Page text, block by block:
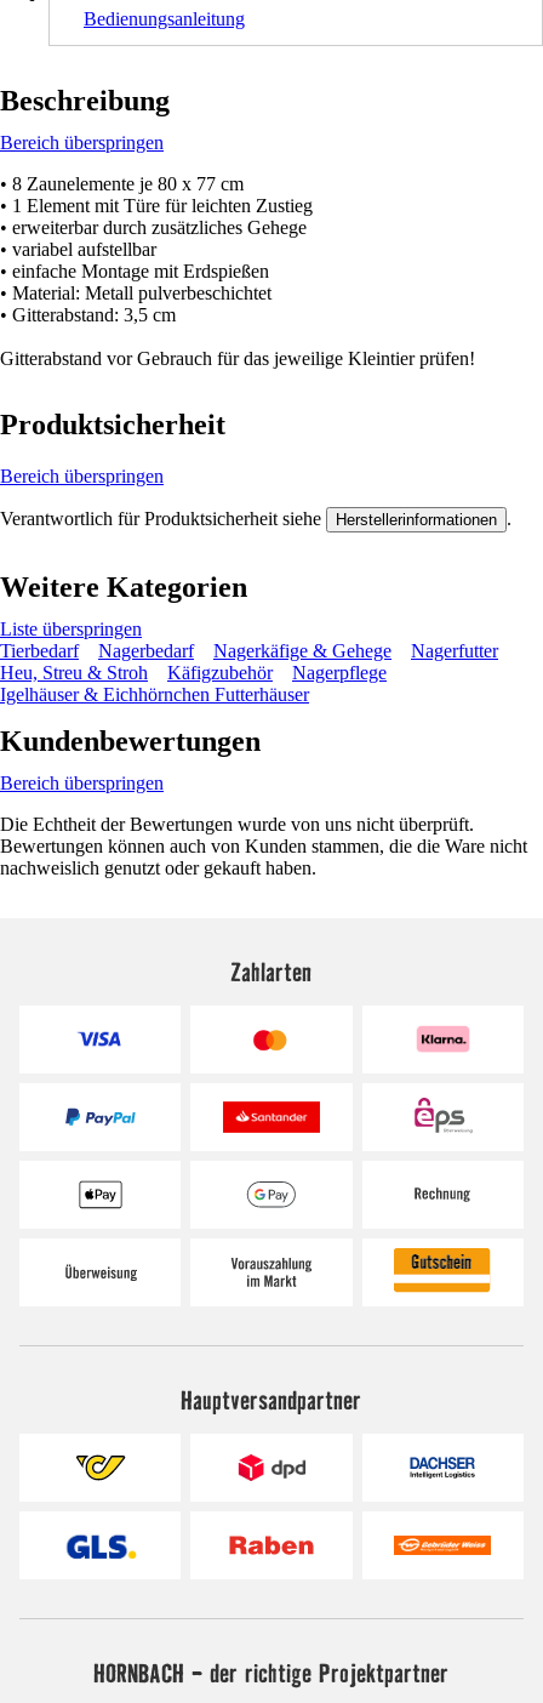
Bedienungsanleitung
Beschreibung
Bereich überspringen
• 8 Zaunelemente je 80 x 77 cm
• 1 Element mit Türe für leichten Zustieg
• erweiterbar durch zusätzliches Gehege
• variabel aufstellbar
• einfache Montage mit Erdspießen
• Material: Metall pulverbeschichtet
• Gitterabstand: 3,5 cm
Gitterabstand vor Gebrauch für das jeweilige Kleintier prüfen!
Produktsicherheit
Bereich überspringen
Verantwortlich für Produktsicherheit siehe Herstellerinformationen .
Weitere Kategorien
Liste überspringen
Tierbedarf
Nagerbedarf Nagerkäfige & Gehege
Nagerfutter
Heu, Streu & Stroh
Käfigzubehör
Nagerpflege
Igelhäuser & Eichhörnchen Futterhäuser
Kundenbewertungen
Bereich überspringen
Die Echtheit der Bewertungen wurde von uns nicht überprüft.
Bewertungen können auch von Kunden stammen, die die Ware nicht
nachweislich genutzt oder gekauft haben.
Zahlarten
Hauptversandpartner
HORNBACH - der richtige Projektpartner